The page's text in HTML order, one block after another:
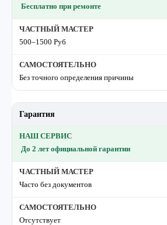
Бесплатно при ремонте
500–1500 Руб
Без точного определения причины
Гарантия
До 2 лет официальной гарантии
Часто без документов
Отсутствует